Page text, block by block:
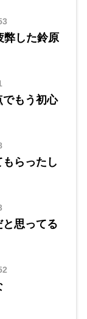
弊した鈴原
もう初心
らったし
思ってる